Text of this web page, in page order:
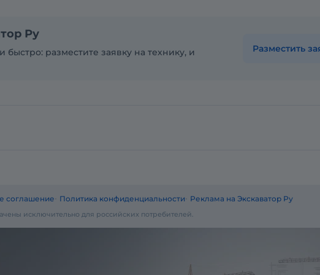
Ру
разместите заявку на технику, и
Разместить
соглашение Политика конфиденциальности Реклама на Экскаватор Ру
исключительно для российских потребителей.